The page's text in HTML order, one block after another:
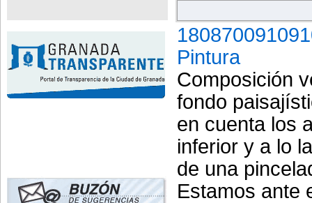
Pintura
Composición
fondo
en cuenta los
inferior y a lo
de una
Estamos ante